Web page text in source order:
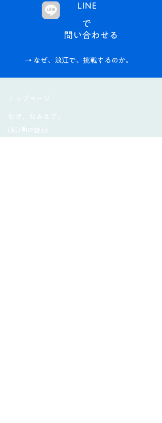
問い合わせる​
LINE
で
→ なぜ、浪江で、挑戦するのか。
​トップページ
なぜ、なみえで。
(浪江町の魅力)